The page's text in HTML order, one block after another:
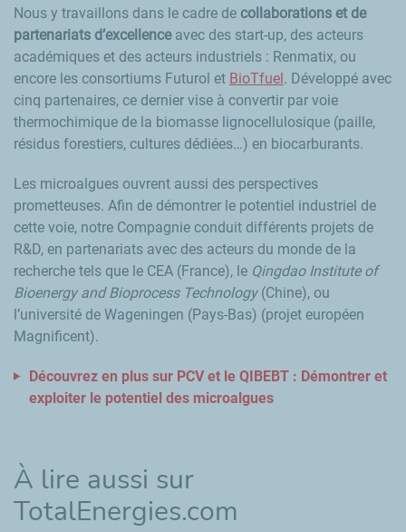
Nous y travaillons dans le cadre de collaborations et de
partenariats d’excellenceavec des start-up, des acteurs
académiques et des acteurs industriels : Renmatix, ou
encore les consortiums Futurol et BioTfuel. Développé avec
cinq partenaires, ce dernier vise à convertir par voie
thermochimique de la biomasse lignocellulosique (paille,
résidus forestiers, cultures dédiées…) en biocarburants.
Les microalgues ouvrent aussi des perspectives
prometteuses. Afin de démontrer le potentiel industriel de
cette voie, notre Compagnie conduit différents projets de
R&D, en partenariats avec des acteurs du monde de la
recherche tels que le CEA (France), le Qingdao Institute of
Bioenergy and Bioprocess Technology(Chine), ou
l’université de Wageningen (Pays-Bas) (projet européen
Magnificent).
Découvrez en plus sur PCV et le QIBEBT : Démontrer et
exploiter le potentiel des microalgues
À lire aussi sur
TotalEnergies.com